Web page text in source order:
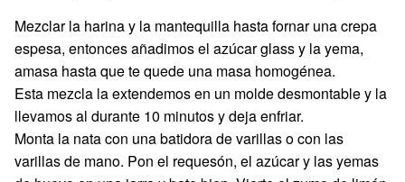
Mezclar la harina y la mantequilla hasta fornar una crepa
espesa, entonces añadimos el azúcar glass y la yema,
amasa hasta que te quede una masa homogénea.
Esta mezcla la extendemos en un molde desmontable y la
llevamos al durante 10 minutos y deja enfriar.
Monta la nata con una batidora de varillas o con las
varillas de mano. Pon el requesón, el azúcar y las yemas